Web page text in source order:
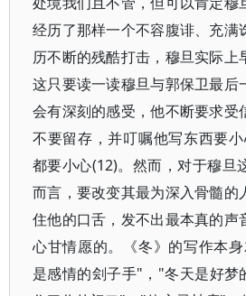
经历了那样一个不容腹诽、充满
历不断的残酷打击，穆旦实际上
这只要读一读穆旦与郭保卫最后
会有深刻的感受，他不断要求受
不要留存，并叮嘱他写东西要
都要小心(12)。然而，对于穆旦
而言，要改变其最为深入骨髓的
住他的口舌，发不出最本真的声
心甘情愿的。《冬》的写作本
是感情的刽子手"，"冬天是好